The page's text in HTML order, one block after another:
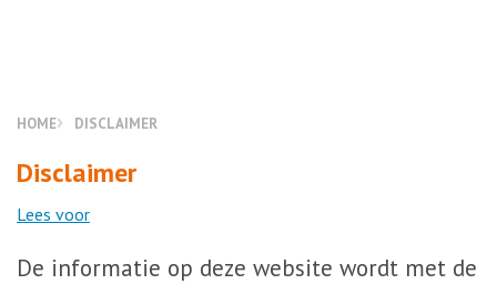
HOME DISCLAIMER
Disclaimer
Lees voor
De informatie op deze website wordt met de